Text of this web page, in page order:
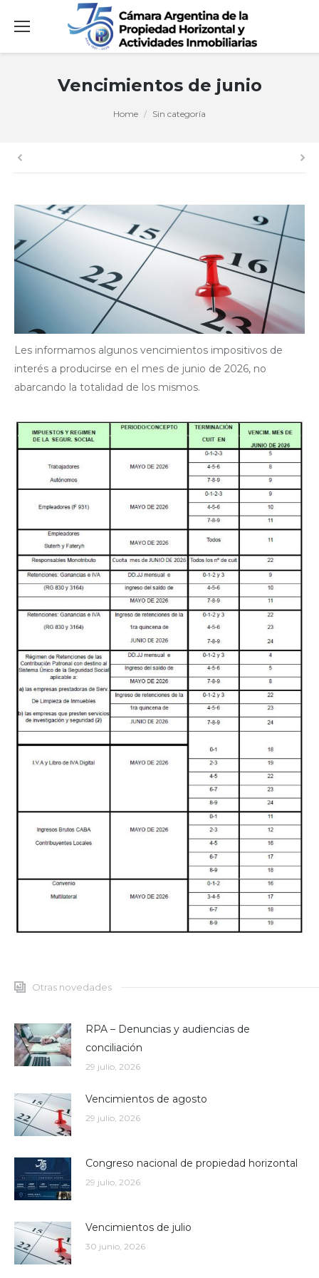
Vencimientos de junio
Home Sin categoría
Les informamos algunos vencimientos impositivos de
interés a producirse en el mes de junio de 2026, no
abarcando la totalidad de los mismos.
Otras novedades
RPA – Denuncias y audiencias de
conciliación
29 julio, 2026
Vencimientos de agosto
29 julio, 2026
Congreso nacional de propiedad horizontal
29 julio, 2026
Vencimientos de julio
30 junio, 2026